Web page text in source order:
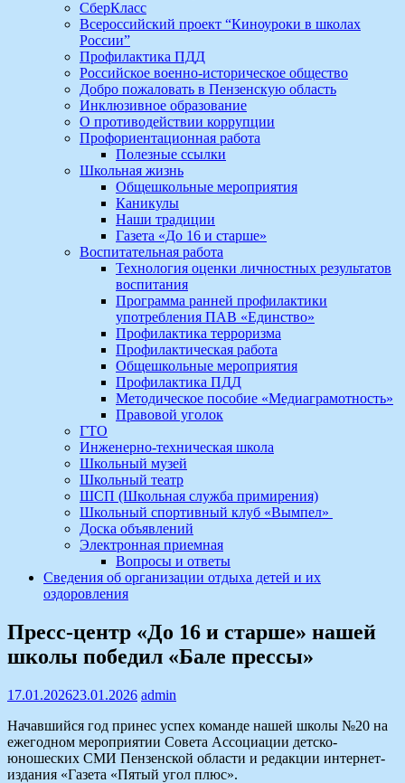
СберКласс
Всероссийский проект “Киноуроки в школах
России”
Профилактика ПДД
Российское военно-историческое общество
Добро пожаловать в Пензенскую область
Инклюзивное образование
О противодействии коррупции
Профориентационная работа
Полезные ссылки
Школьная жизнь
Общешкольные мероприятия
Каникулы
Наши традиции
Газета «До 16 и старше»
Воспитательная работа
Технология оценки личностных результатов
воспитания
Программа ранней профилактики
употребления ПАВ «Единство»
Профилактика терроризма
Профилактическая работа
Общешкольные мероприятия
Профилактика ПДД
Методическое пособие «Медиаграмотность»
Правовой уголок
ГТО
Инженерно-техническая школа
Школьный музей
Школьный театр
ШСП (Школьная служба примирения)
Школьный спортивный клуб «Вымпел»
Доска объявлений
Электронная приемная
Вопросы и ответы
Сведения об организации отдыха детей и их
оздоровления
Пресс-центр «До 16 и старше» нашей
школы победил «Бале прессы»
17.01.202623.01.2026 admin
Начавшийся год принес успех команде нашей школы №20 на
ежегодном мероприятии Совета Ассоциации детско-
юношеских СМИ Пензенской области и редакции интернет-
издания «Газета «Пятый угол плюс».